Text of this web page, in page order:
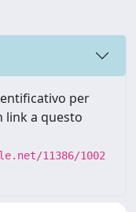
per
link a questo
11386/1002